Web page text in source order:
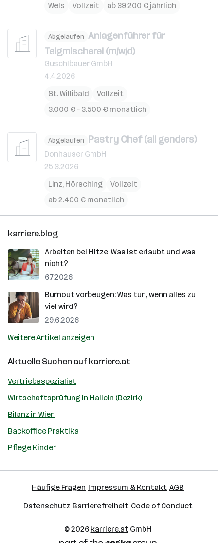
Wels
Vollzeit ab 39.200 € jährlich
Abgelaufen Anlagenführer für
Teigmischerei (m/w/d)
Guschlbauer GmbH
4.4.2026
St. Willibald
Vollzeit
3.000 € – 3.500 € monatlich
Abgelaufen Pastry Chef (all genders)
Donhauser GmbH
25.3.2026
Linz, Hörsching
Vollzeit
ab 2.400 € monatlich
karriere.blog
Arbeiten bei Hitze: Was ist erlaubt und was
nicht?
6.7.2026
Burnout vorbeugen: Was tun, wenn alles zu
viel wird?
29.6.2026
Weitere Artikel anzeigen
Aktuelle Suchen aufkarriere.at
Vertriebsspezialist
Wirtschaftsprüfung in Hallein (Bezirk)
Bilanz in Wien
Backoffice Praktika
Pflege Kinder
Häufige Fragen Impressum & Kontakt AGB
Datenschutz Barrierefreiheit Code of Conduct
© 2026 karriere.at GmbH